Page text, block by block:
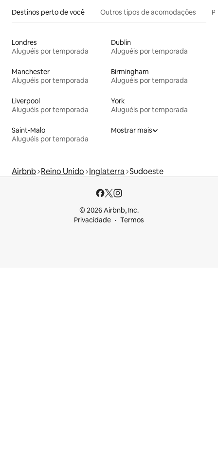
Destinos perto de você Outros tipos de acomodações
Londres
Aluguéis por temporada
Dublin
Aluguéis por temporada
Manchester
Aluguéis por temporada
Birmingham
Aluguéis por temporada
Liverpool
Aluguéis por temporada
York
Aluguéis por temporada
Saint-Malo
Aluguéis por temporada
Mostrar mais
Airbnb Reino Unido Inglaterra Sudoeste
© 2026 Airbnb, Inc.
Privacidade
Termos